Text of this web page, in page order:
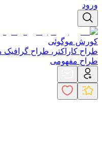
ورود
کورش موگوئی
طراح کاراکتر، طراح گرافیک
طراح مفهومی